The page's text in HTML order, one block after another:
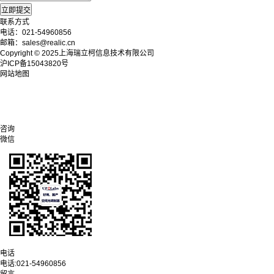
联系方式
电话：021-54960856
邮箱：sales@realic.cn
Copyright © 2025上海瑞立柯信息技术有限公司
沪ICP备15043820号
网站地图
咨询
微信
电话
电话:021-54960856